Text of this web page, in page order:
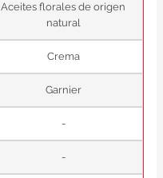
Aceites florales de origen
natural
Crema
Garnier
-
-